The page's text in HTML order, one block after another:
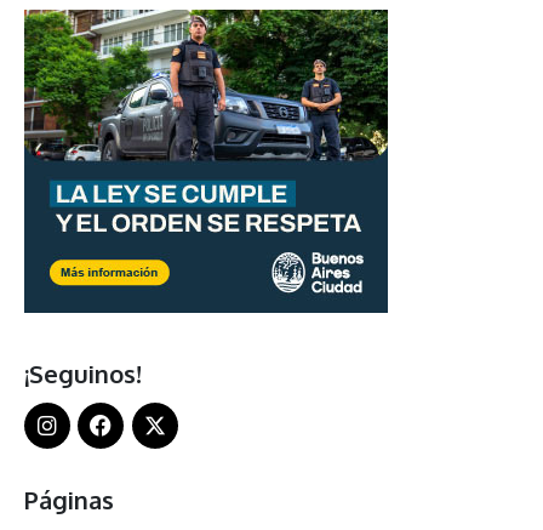
¡Seguinos!
Páginas